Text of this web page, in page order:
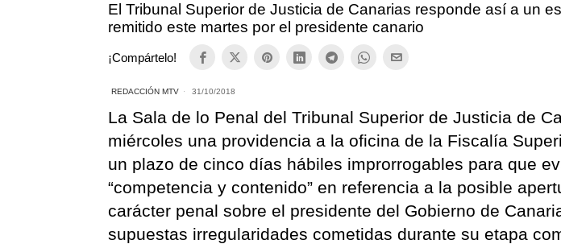
El Tribunal Superior de Justicia de Canarias responde así a un
remitido este martes por el presidente canario
¡Compártelo!
REDACCIÓN MTV 31/10/2018
La Sala de lo Penal del Tribunal Superior de Justicia de
miércoles una providencia a la oficina de la Fiscalía
un plazo de cinco días hábiles improrrogables para que
“competencia y contenido” en referencia a la posible
carácter penal sobre el presidente del Gobierno de
supuestas irregularidades cometidas durante su etapa